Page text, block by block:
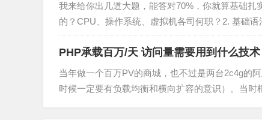
我来给你出几道大题，能答对70%，你就算基础
的？CPU、操作系统、虚拟机各司何职？2. 基础
用类型：…
PHP承载百万/天 访问量需要用到什么技术
当年做一个百万PV的商城，也不过是两台2c4g的
时候一定要有负载均衡和横向扩容的意识）。当时